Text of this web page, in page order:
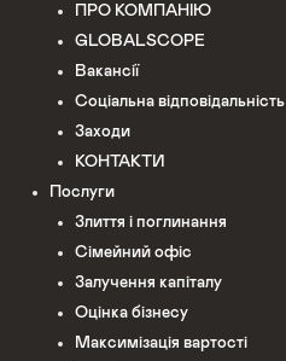
ПРО КОМПАНІЮ
GLOBALSCOPE
Вакансії
Соціальна відповідальність
Заходи
КОНТАКТИ
Послуги
Злиття і поглинання
Сімейний офіс
Залучення капіталу
Оцінка бізнесу
Максимізація вартості